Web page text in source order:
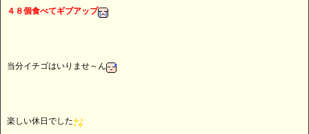
４８個食べてギブアップ
当分イチゴはいりませ～ん
楽しい休日でした